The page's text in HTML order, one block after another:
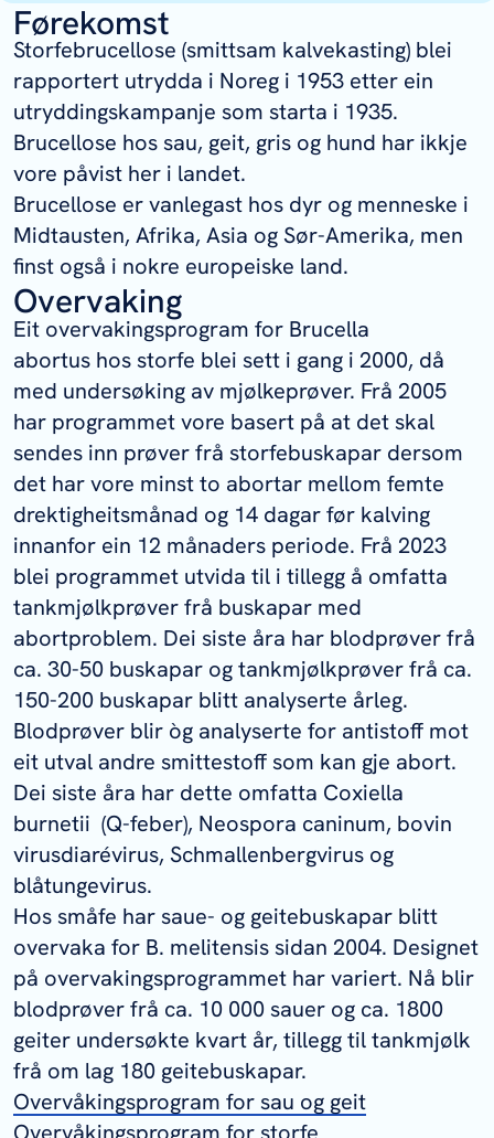
Førekomst
Storfebrucellose (smittsam kalvekasting) blei
rapportert utrydda i Noreg i 1953 etter ein
utryddingskampanje som starta i 1935.
Brucellose hos sau, geit, gris og hund har ikkje
vore påvist her i landet.
Brucellose er vanlegast hos dyr og menneske i
Midtausten, Afrika, Asia og Sør-Amerika, men
finst også i nokre europeiske land.
Overvaking
Eit overvakingsprogram for Brucella
abortus hos storfe blei sett i gang i 2000, då
med undersøking av mjølkeprøver. Frå 2005
har programmet vore basert på at det skal
sendes inn prøver frå storfebuskapar dersom
det har vore minst to abortar mellom femte
drektigheitsmånad og 14 dagar før kalving
innanfor ein 12 månaders periode. Frå 2023
blei programmet utvida til i tillegg å omfatta
tankmjølkprøver frå buskapar med
abortproblem. Dei siste åra har blodprøver frå
ca. 30-50 buskapar og tankmjølkprøver frå ca.
150-200 buskapar blitt analyserte årleg.
Blodprøver blir òg analyserte for antistoff mot
eit utval andre smittestoff som kan gje abort.
Dei siste åra har dette omfatta Coxiella
burnetii (Q-feber), Neospora caninum, bovin
virusdiarévirus, Schmallenbergvirus og
blåtungevirus.
Hos småfe har saue- og geitebuskapar blitt
overvaka for B. melitensis sidan 2004. Designet
på overvakingsprogrammet har variert. Nå blir
blodprøver frå ca. 10 000 sauer og ca. 1800
geiter undersøkte kvart år, tillegg til tankmjølk
frå om lag 180 geitebuskapar.
Overvåkingsprogram for sau og geit
Overvåkingsprogram for storfe